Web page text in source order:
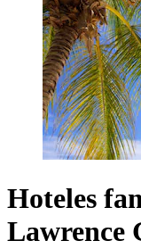
Hoteles
Lawrence